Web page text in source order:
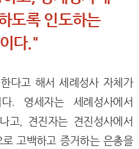
도록 인도하는
다."
다고 해서 세례성사 자체가
. 영세자는 세례성사에서
고, 견진자는 견진성사에서
고백하고 증거하는 은총을